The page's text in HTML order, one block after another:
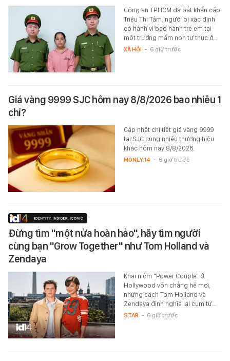
Công an TP.HCM đã bắt khẩn cấp
Triệu Thị Tâm, người bị xác định
có hành vi bạo hành trẻ em tại
một trường mầm non tư thục ở…
XÃ HỘI - 6 giờ trước
Giá vàng 9999 SJC hôm nay 8/8/2026 bao nhiêu 1
chỉ?
Cập nhật chi tiết giá vàng 9999
tại SJC cùng nhiều thương hiệu
khác hôm nay 8/8/2026.
MONEY.14 - 6 giờ trước
Đừng tìm "một nửa hoàn hảo", hãy tìm người
cùng bạn "Grow Together" như Tom Holland và
Zendaya
Khái niệm "Power Couple" ở
Hollywood vốn chẳng hề mới,
nhưng cách Tom Holland và
Zendaya định nghĩa lại cụm từ…
STAR - 6 giờ trước